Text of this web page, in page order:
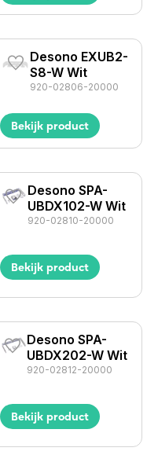
Desono EXUB2-
S8-W Wit
920-02806-20000
Bekijk product
Desono SPA-
UBDX102-W Wit
920-02810-20000
Bekijk product
Desono SPA-
UBDX202-W Wit
920-02812-20000
Bekijk product